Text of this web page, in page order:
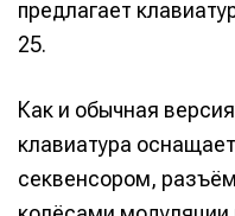
предлагает
25.
Как и обычная
клавиатура
секвенсором,